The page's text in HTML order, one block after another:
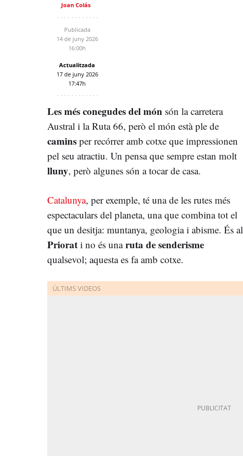
Joan Colás
Publicada
14 de juny 2026
16:00h
Actualitzada
17 de juny 2026
17:47h
Les més conegudes del món són la carretera
Austral i la Ruta 66, però el món està ple de
camins per recórrer amb cotxe que impressionen
pel seu atractiu. Un pensa que sempre estan molt
lluny, però algunes són a tocar de casa.
Catalunya, per exemple, té una de les rutes més
espectaculars del planeta, una que combina tot el
que un desitja: muntanya, geologia i abisme. És al
Priorat i no és unaruta de senderisme
qualsevol; aquesta es fa amb cotxe.